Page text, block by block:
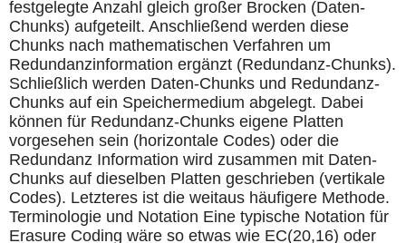
festgelegte Anzahl gleich großer Brocken (Daten-
Chunks) aufgeteilt. Anschließend werden diese
Chunks nach mathematischen Verfahren um
Redundanzinformation ergänzt (Redundanz-Chunks).
Schließlich werden Daten-Chunks und Redundanz-
Chunks auf ein Speichermedium abgelegt. Dabei
können für Redundanz-Chunks eigene Platten
vorgesehen sein (horizontale Codes) oder die
Redundanz Information wird zusammen mit Daten-
Chunks auf dieselben Platten geschrieben (vertikale
Codes). Letzteres ist die weitaus häufigere Methode.
Terminologie und Notation Eine typische Notation für
Erasure Coding wäre so etwas wie EC(20,16) oder